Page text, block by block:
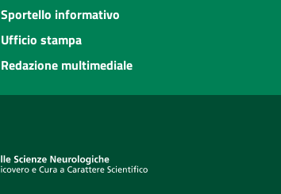
Sportello informativo
Ufficio stampa
Redazione multimediale